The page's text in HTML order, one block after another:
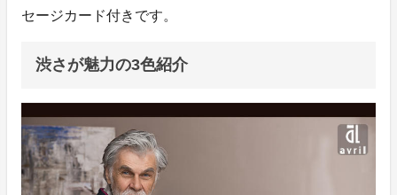
セージカード付きです。
渋さが魅力の3色紹介